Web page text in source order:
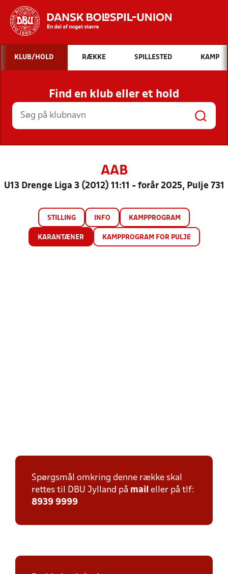
Hvad vil du søge efter?
INDHOLD OG NYHEDER
STILLINGER, RESULTATER, KLUBBER OG
HOLD
KLUB/HOLD RÆKKE SPILLESTED KAMP
Find en klub eller et hold
AAB
U13 Drenge Liga 3 (2012) 11:11 - forår 2025, Pulje 731
STILLING INFO KAMPPROGRAM
KARANTÆNER KAMPPROGRAM FOR PULJE
Spørgsmål omkring denne række skal
rettes til DBU Jylland på mail eller på tlf:
8939 9999